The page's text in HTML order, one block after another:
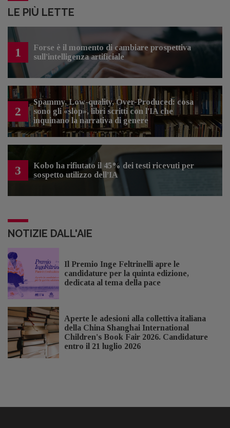
LE PIÙ LETTE
1
Forse è il momento di cambiare prospettiva
sull’intelligenza artificiale
2
Spammy, Low-quality, Over-Produced: cosa
sono gli «slop», libri scritti con l'IA che
inquinano la narrativa di genere
3
Kobo ha rifiutato il 45% dei testi ricevuti per
sospetto utilizzo dell’IA
NOTIZIE DALL'AIE
Il Premio Inge Feltrinelli apre le
candidature per la quinta edizione,
dedicata al tema della pace
Aperte le adesioni alla collettiva italiana
della China Shanghai International
Children's Book Fair 2026. Candidature
entro il 21 luglio 2026